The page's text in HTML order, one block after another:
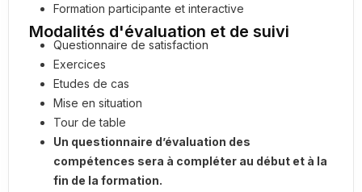
Formation participante et interactive
Modalités d'évaluation et de suivi
Questionnaire de satisfaction
Exercices
Etudes de cas
Mise en situation
Tour de table
Un questionnaire d’évaluation des
compétences sera à compléter au début et à la
fin de la formation.